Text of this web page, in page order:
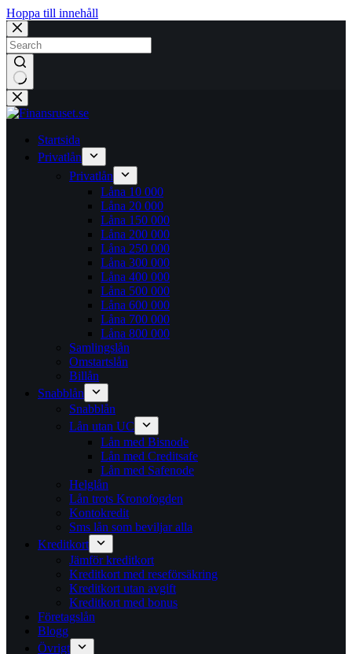
Hoppa till innehåll
Inga
resultat
Startsida
Privatlån
Privatlån
Låna 10 000
Låna 20 000
Låna 150 000
Låna 200 000
Låna 250 000
Låna 300 000
Låna 400 000
Låna 500 000
Låna 600 000
Låna 700 000
Låna 800 000
Samlingslån
Omstartslån
Billån
Snabblån
Snabblån
Lån utan UC
Lån med Bisnode
Lån med Creditsafe
Lån med Safenode
Helglån
Lån trots Kronofogden
Kontokredit
Sms lån som beviljar alla
Kreditkort
Jämför kreditkort
Kreditkort med reseförsäkring
Kreditkort utan avgift
Kreditkort med bonus
Företagslån
Blogg
Övrigt